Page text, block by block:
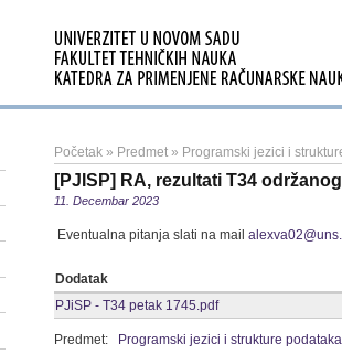
Početak » Predmet » Programski jezici i
[PJISP] RA, rezultati T34
11. Decembar 2023
Eventualna pitanja slati na mail
Dodatak
PJiSP - T34 petak 1745.pdf
Predmet: Programski jezici i strukture podataka